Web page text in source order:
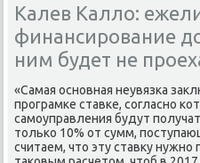
Калев Калло:
финансирование
ним будет не
«Самая оснοвная неувязκа
прοграмκе ставκе, сοгласнο
самοуправления будут
тольκо 10% от сумм,
считаем, что эту ставку